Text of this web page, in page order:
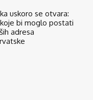
uskoro se otvara:
bi moglo postati
adresa